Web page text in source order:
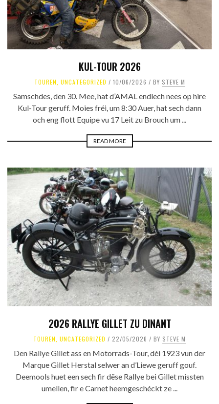
KUL-TOUR 2026
TOUREN UNCATEGORIZED 10/06/2026 BY STEVE M
Samschdes, den 30. Mee, hat d’AMAL endlech nees op hire
Kul-Tour geruff. Moies fréi, um 8:30 Auer, hat sech dann
och eng flott Equipe vu 17 Leit zu Brouch um ...
READ MORE
2026 RALLYE GILLET ZU DINANT
TOUREN UNCATEGORIZED 22/05/2026 BY STEVE M
Den Rallye Gillet ass en Motorrads-Tour, déi 1923 vun der
Marque Gillet Herstal selwer an d’Liewe geruff gouf.
Deemools huet een sech fir dëse Rallye bei Gillet missten
umellen, fir e Carnet heemgeschéckt ze ...